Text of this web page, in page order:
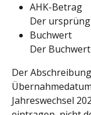
AHK-Betrag
Der
Buchwert
Der
Der
Jahreswechsel